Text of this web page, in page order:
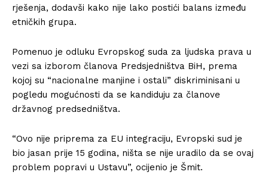
rješenja, dodavši kako nije lako postići balans između
etničkih grupa.
Pomenuo je odluku Evropskog suda za ljudska prava u
vezi sa izborom članova Predsjedništva BiH, prema
kojoj su “nacionalne manjine i ostali” diskriminisani u
pogledu mogućnosti da se kandiduju za članove
državnog predsedništva.
“Ovo nije priprema za EU integraciju, Evropski sud je
bio jasan prije 15 godina, ništa se nije uradilo da se ovaj
problem popravi u Ustavu”, ocijenio je Šmit.